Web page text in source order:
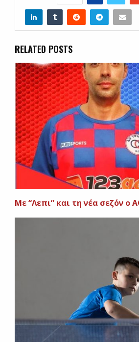
RELATED POSTS
Με “Λεπι” και τη νέα σεζόν ο